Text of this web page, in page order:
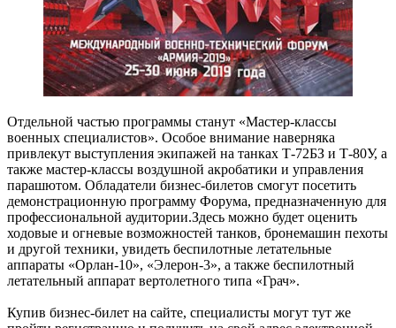
Отдельной частью программы станут «Мастер-классы
военных специалистов». Особое внимание наверняка
привлекут выступления экипажей на танках Т-72БЗ и Т-80У, а
также мастер-классы воздушной акробатики и управления
парашютом. Обладатели бизнес-билетов смогут посетить
демонстрационную программу Форума, предназначенную для
профессиональной аудитории.Здесь можно будет оценить
ходовые и огневые возможностей танков, бронемашин пехоты
и другой техники, увидеть беспилотные летательные
аппараты «Орлан-10», «Элерон-3», а также беспилотный
летательный аппарат вертолетного типа «Грач».
Купив бизнес-билет на сайте, специалисты могут тут же